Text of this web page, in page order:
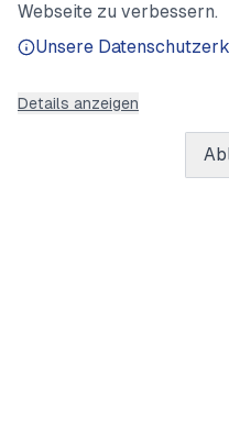
Webseite zu verbessern.
Unsere
Details anzeigen